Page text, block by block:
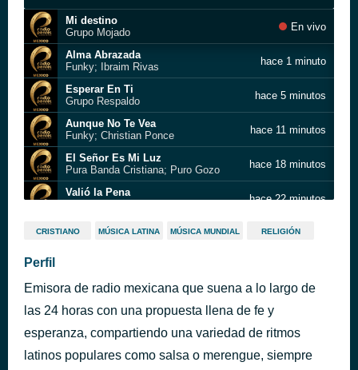
Mi destino
Grupo Mojado
En vivo
Alma Abrazada
Funky; Ibraim Rivas
hace 1 minuto
Esperar En Ti
Grupo Respaldo
hace 5 minutos
Aunque No Te Vea
Funky; Christian Ponce
hace 11 minutos
El Señor Es Mi Luz
Pura Banda Cristiana; Puro Gozo
hace 18 minutos
Valió la Pena
hace 22 minutos
Hasta El Mas Hombre Se Dobla
hace 27 minutos
Lágrimas en Sus Manos
Puro Gozo
Confiado
Goyo; Indiomar
hace 43 minutos
CRISTIANO MÚSICA LATINA MÚSICA MUNDIAL RELIGIÓN
Perfil
Emisora de radio mexicana que suena a lo largo de
las 24 horas con una propuesta llena de fe y
esperanza, compartiendo una variedad de ritmos
latinos populares como salsa o merengue, siempre